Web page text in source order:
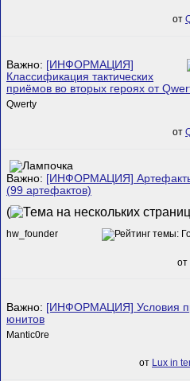
от
Важно: [ИНФОРМАЦИЯ]
Классификация тактических
приёмов во вторых героях от
Qwerty
от
Важно: [ИНФОРМАЦИЯ]
(99 артефактов)
(
hw_founder
от
Важно: [ИНФОРМАЦИЯ] Условия
юнитов
Mantic0re
от Lux in